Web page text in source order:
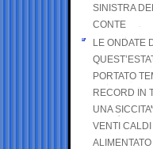
SINISTRA
CONTE
LE ONDATE
PORTATO
RECORD IN
UNA
VENTI